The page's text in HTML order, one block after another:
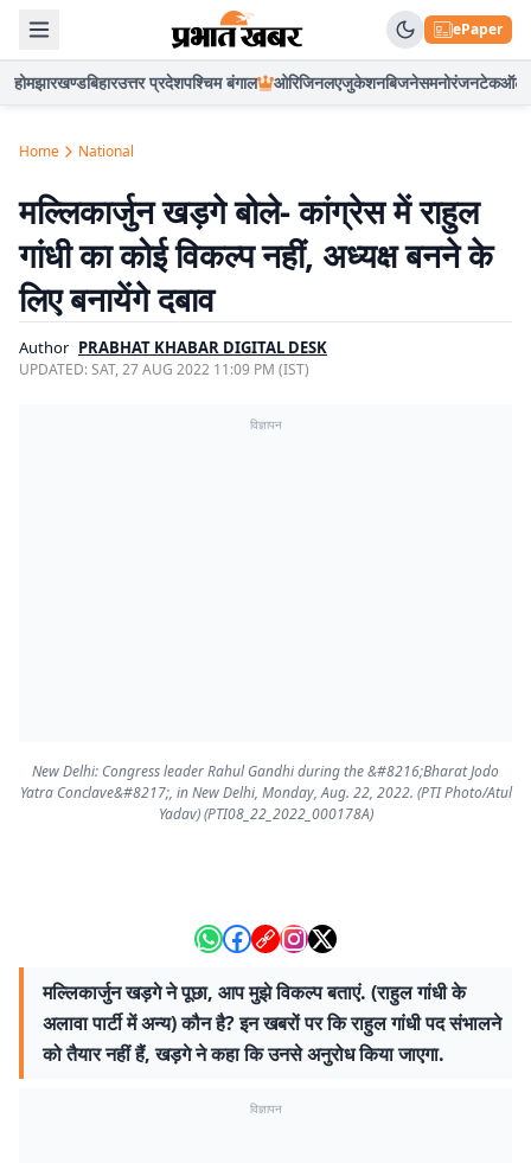
ePaper
होमझारखण्डबिहारउत्तर प्रदेशपश्चिम बंगाल ओरिजिनलएजुकेशनबिजनेसमनोरंजनटेकऑटो
Home National
मल्लिकार्जुन खड़गे बोले- कांग्रेस में राहुल
गांधी का कोई विकल्प नहीं, अध्यक्ष बनने के
लिए बनायेंगे दबाव
Author PRABHAT KHABAR DIGITAL DESK
UPDATED:SAT, 27 AUG 2022 11:09 PM (IST)
विज्ञापन
New Delhi: Congress leader Rahul Gandhi during the &#8216;Bharat Jodo
Yatra Conclave&#8217;, in New Delhi, Monday, Aug. 22, 2022. (PTI Photo/Atul
Yadav) (PTI08_22_2022_000178A)
मल्लिकार्जुन खड़गे ने पूछा, आप मुझे विकल्प बताएं. (राहुल गांधी के
अलावा पार्टी में अन्य) कौन है? इन खबरों पर कि राहुल गांधी पद संभालने
को तैयार नहीं हैं, खड़गे ने कहा कि उनसे अनुरोध किया जाएगा.
विज्ञापन